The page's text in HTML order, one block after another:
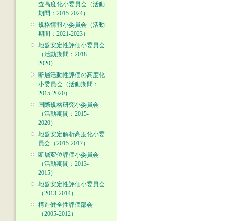
査高度化小委員会（活動
期間：2015-2024）
規格情報小委員会（活動
期間：2021-2023）
地盤安定性評価小委員会
（活動期間：2018-
2020）
断層活動性評価の高度化
小委員会（活動期間：
2015-2020）
国際規格研究小委員会
（活動期間：2015-
2020）
地盤安定解析高度化小委
員会（2015-2017）
断層変位評価小委員会
（活動期間：2013-
2015）
地盤安定性評価小委員会
（2013-2014）
構造健全性評価部会
（2005-2012）